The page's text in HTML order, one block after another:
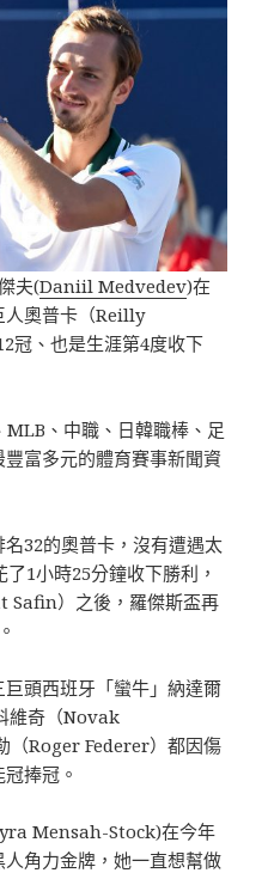
夫(Daniil Medvedev)在
人奧普卡（Reilly
冠、也是生涯第4度收下
、中職、日韓職棒、足
富多元的體育賽事新聞資
32的奧普卡，沒有遭遇太
1小時25分鐘收下勝利，
Safin）之後，羅傑斯盃再
頭西班牙「蠻牛」納達爾
維奇（Novak
（Roger Federer）都因傷
捧冠。
Mensah-Stock)在今年
角力金牌，她一直想幫做